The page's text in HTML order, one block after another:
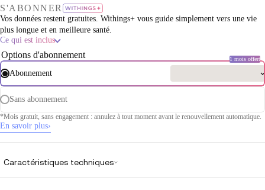
S'ABONNER
Vos données restent gratuites. Withings+ vous guide simplement vers une vie
plus longue et en meilleure santé.
Ce qui est inclus
Options d'abonnement
Abonnement
1 mois offert
Sans abonnement
*Mois gratuit, sans engagement : annulez à tout moment avant le renouvellement automatique.
En savoir plus›
Caractéristiques techniques